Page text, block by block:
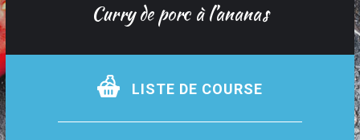
Curry de porc à l’ananas
LISTE DE COURSE